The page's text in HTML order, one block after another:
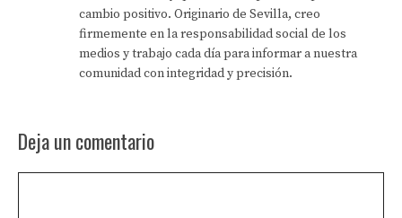
cambio positivo. Originario de Sevilla, creo
firmemente en la responsabilidad social de los
medios y trabajo cada día para informar a nuestra
comunidad con integridad y precisión.
Deja un comentario